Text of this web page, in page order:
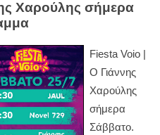
Χαρούλης σήμερα
Fiesta Voio |
Ο Γιάννης
Χαρούλης
σήμερα
Σάββατο.